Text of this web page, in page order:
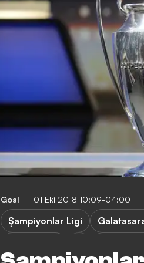
Goal 01 Eki 2018 10:09-04:00
Şampiyonlar Ligi